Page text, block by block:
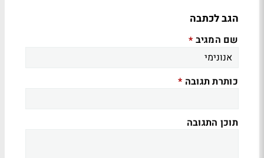
הגב לכתבה
שם המגיב *
כותרת תגובה *
תוכן התגובה